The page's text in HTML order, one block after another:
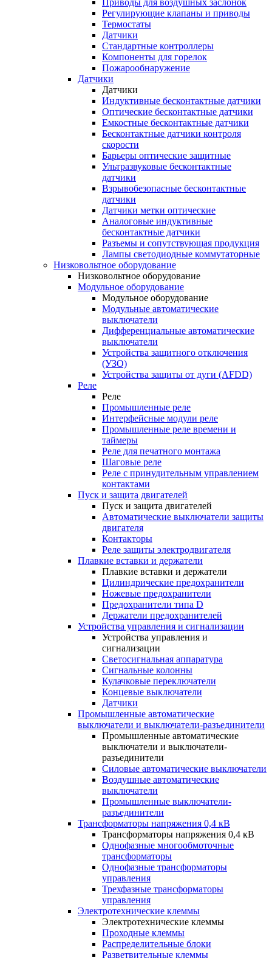
Приводы для воздушных заслонок
Регулирующие клапаны и приводы
Термостаты
Датчики
Стандартные контроллеры
Компоненты для горелок
Пожарообнаружение
Датчики
Датчики
Индуктивные бесконтактные датчики
Оптические бесконтактные датчики
Емкостные бесконтактные датчики
Бесконтактные датчики контроля
скорости
Барьеры оптические защитные
Ультразвуковые бесконтактные
датчики
Взрывобезопасные бесконтактные
датчики
Датчики метки оптические
Аналоговые индуктивные
бесконтактные датчики
Разъемы и сопутствующая продукция
Лампы светодиодные коммутаторные
Низковольтное оборудование
Низковольтное оборудование
Модульное оборудование
Модульное оборудование
Модульные автоматические
выключатели
Дифференциальные автоматические
выключатели
Устройства защитного отключения
(УЗО)
Устройства защиты от дуги (AFDD)
Реле
Реле
Промышленные реле
Интерфейсные модули реле
Промышленные реле времени и
таймеры
Реле для печатного монтажа
Шаговые реле
Реле с принудительным управлением
контактами
Пуск и защита двигателей
Пуск и защита двигателей
Автоматические выключатели защиты
двигателя
Контакторы
Реле защиты электродвигателя
Плавкие вставки и держатели
Плавкие вставки и держатели
Цилиндрические предохранители
Ножевые предохранители
Предохранители типа D
Держатели предохранителей
Устройства управления и сигнализации
Устройства управления и
сигнализации
Светосигнальная аппаратура
Сигнальные колонны
Кулачковые переключатели
Концевые выключатели
Датчики
Промышленные автоматические
выключатели и выключатели-разъединители
Промышленные автоматические
выключатели и выключатели-
разъединители
Силовые автоматические выключатели
Воздушные автоматические
выключатели
Промышленные выключатели-
разъединители
Трансформаторы напряжения 0,4 кВ
Трансформаторы напряжения 0,4 кВ
Однофазные многообмоточные
трансформаторы
Однофазные трансформаторы
управления
Трехфазные трансформаторы
управления
Электротехнические клеммы
Электротехнические клеммы
Проходные клеммы
Распределительные блоки
Разветвительные клеммы